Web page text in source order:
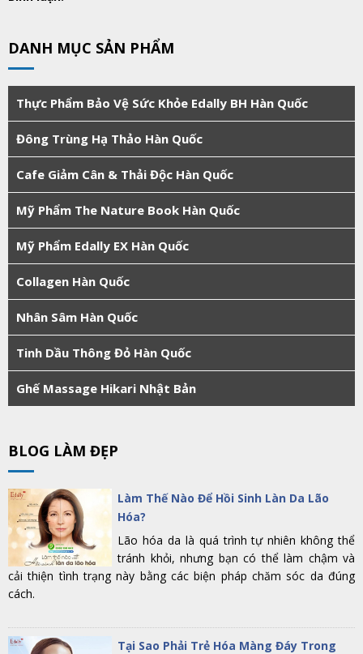
DANH MỤC SẢN PHẨM
Thực Phẩm Bảo Vệ Sức Khỏe Edally BH Hàn Quốc
Đông Trùng Hạ Thảo Hàn Quốc
Cafe Giảm Cân & Thải Độc Hàn Quốc
Mỹ Phẩm The Nature Book Hàn Quốc
Mỹ Phẩm Edally EX Hàn Quốc
Collagen Hàn Quốc
Nhân Sâm Hàn Quốc
Tinh Dầu Thông Đỏ Hàn Quốc
Ghế Massage Hikari Nhật Bản
BLOG LÀM ĐẸP
Làm Thế Nào Để Hồi Sinh Làn Da Lão
Hóa?
Lão hóa da là quá trình tự nhiên không thể
tránh khỏi, nhưng bạn có thể làm chậm và
cải thiện tình trạng này bằng các biện pháp chăm sóc da đúng
cách.
Tại Sao Phải Trẻ Hóa Màng Đáy Trong